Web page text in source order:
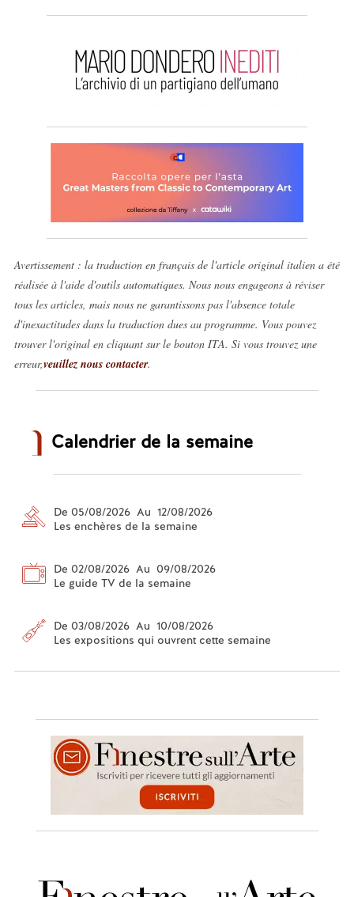
Avertissement : la traduction en français de l'article original italien a été
réalisée à l'aide d'outils automatiques. Nous nous engageons à réviser
tous les articles, mais nous ne garantissons pas l'absence totale
d'inexactitudes dans la traduction dues au programme. Vous pouvez
trouver l'original en cliquant sur le bouton ITA. Si vous trouvez une
erreur,veuillez nous contacter.
Calendrier de la semaine
De 05/08/2026 Au 12/08/2026
Les enchères de la semaine
De 02/08/2026 Au 09/08/2026
Le guide TV de la semaine
De 03/08/2026 Au 10/08/2026
Les expositions qui ouvrent cette semaine